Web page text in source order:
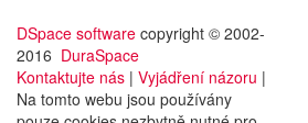
DSpace software copyright © 2002-
2016 DuraSpace
Kontaktujte nás | Vyjádření názoru |
Na tomto webu jsou používány